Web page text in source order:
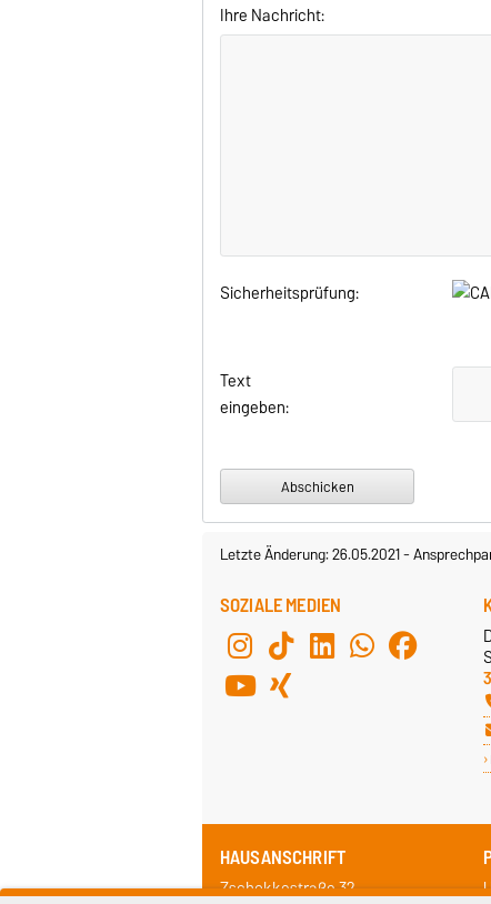
Ihre Nachricht:
Sicherheitsprüfung:
Text
eingeben:
Letzte Änderung: 26.05.2021-
SOZIALE MEDIEN
HAUSANSCHRIFT
Zschokkestraße 32